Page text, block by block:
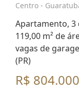
Centro -
Apartamento, 3
119,00 m² de
vagas de
(PR)
R$